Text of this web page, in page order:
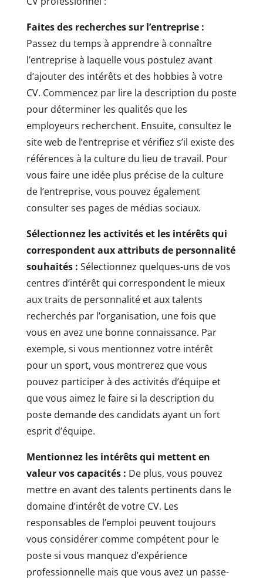
Faites des recherches sur l’entreprise :
Passez du temps à apprendre à connaître
l’entreprise à laquelle vous postulez avant
d’ajouter des intérêts et des hobbies à votre
CV. Commencez par lire la description du poste
pour déterminer les qualités que les
employeurs recherchent. Ensuite, consultez le
site web de l’entreprise et vérifiez s’il existe des
références à la culture du lieu de travail. Pour
vous faire une idée plus précise de la culture
de l’entreprise, vous pouvez également
consulter ses pages de médias sociaux.
Sélectionnez les activités et les intérêts qui
correspondent aux attributs de personnalité
souhaités : Sélectionnez quelques-uns de vos
centres d’intérêt qui correspondent le mieux
aux traits de personnalité et aux talents
recherchés par l’organisation, une fois que
vous en avez une bonne connaissance. Par
exemple, si vous mentionnez votre intérêt
pour un sport, vous montrerez que vous
pouvez participer à des activités d’équipe et
que vous aimez le faire si la description du
poste demande des candidats ayant un fort
esprit d’équipe.
Mentionnez les intérêts qui mettent en
valeur vos capacités : De plus, vous pouvez
mettre en avant des talents pertinents dans le
domaine d’intérêt de votre CV. Les
responsables de l’emploi peuvent toujours
vous considérer comme compétent pour le
poste si vous manquez d’expérience
professionnelle mais que vous avez un passe-